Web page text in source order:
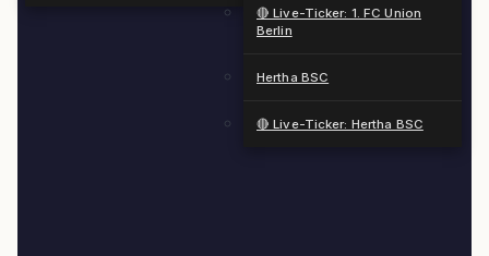
🔴 Live-Ticker: 1. FC Union
Berlin
Hertha BSC
🔴 Live-Ticker: Hertha BSC